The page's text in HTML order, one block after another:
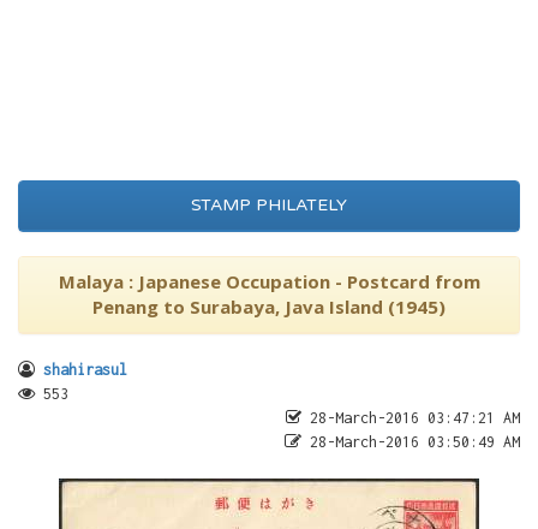
STAMP PHILATELY
Malaya : Japanese Occupation - Postcard from
Penang to Surabaya, Java Island (1945)
shahirasul
553
28-March-2016 03:47:21 AM
28-March-2016 03:50:49 AM